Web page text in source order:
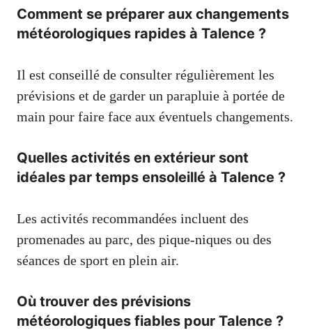
Comment se préparer aux changements
météorologiques rapides à Talence ?
Il est conseillé de consulter régulièrement les
prévisions et de garder un parapluie à portée de
main pour faire face aux éventuels changements.
Quelles activités en extérieur sont
idéales par temps ensoleillé à Talence ?
Les activités recommandées incluent des
promenades au parc, des pique-niques ou des
séances de sport en plein air.
Où trouver des prévisions
météorologiques fiables pour Talence ?